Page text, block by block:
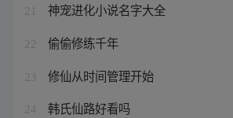
21 神宠进化小说名字大全
22 偷偷修练千年
23 修仙从时间管理开始
24 韩氏仙路好看吗